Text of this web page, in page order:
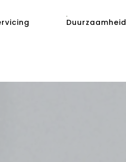
Duurzaamheid